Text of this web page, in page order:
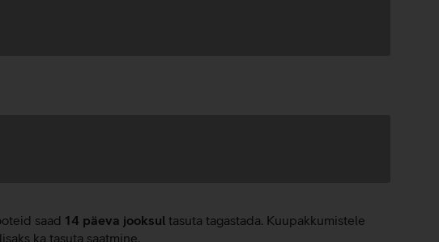
saad 14 päeva jooksul tasuta tagastada. Kuupakkumistele
ka tasuta saatmine.